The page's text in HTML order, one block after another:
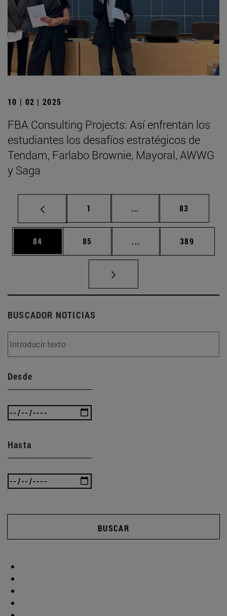
10 | 02 | 2025
FBA Consulting Projects: Así enfrentan los
estudiantes los desafíos estratégicos de
Tendam, Farlabo Brownie, Mayoral, AWWG
y Saga
Página
1 ... Páginas intermedias
Página
83
Página
84 Página
85 ... Páginas intermedias
Página
389
BUSCADOR NOTICIAS
Desde
Hasta
BUSCAR